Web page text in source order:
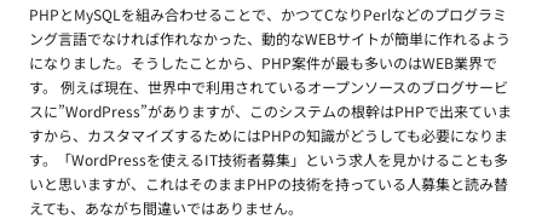
PHPとMySQLを組み合わせることで、かつてCなりPerlなどのプログラミ
ング言語でなければ作れなかった、動的なWEBサイトが簡単に作れるよう
になりました。そうしたことから、PHP案件が最も多いのはWEB業界で
す。 例えば現在、世界中で利用されているオープンソースのブログサービ
スに”WordPress”がありますが、このシステムの根幹はPHPで出来ていま
すから、カスタマイズするためにはPHPの知識がどうしても必要になりま
す。「WordPressを使えるIT技術者募集」という求人を見かけることも多
いと思いますが、これはそのままPHPの技術を持っている人募集と読み替
えても、あながち間違いではありません。